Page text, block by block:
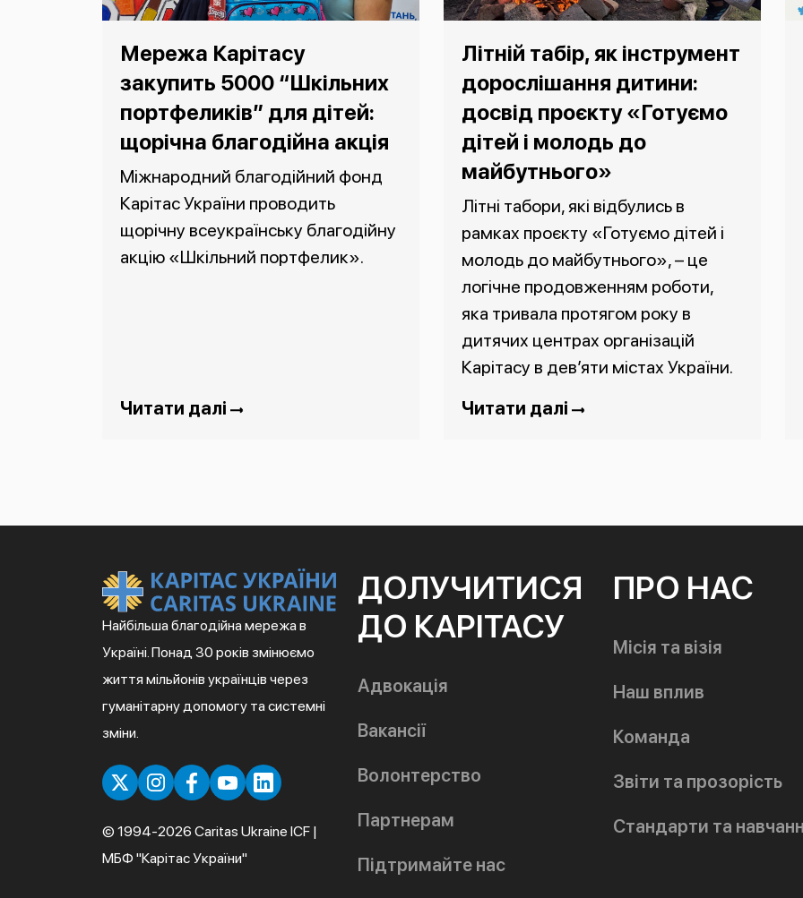
Мережа Карітасу
закупить 5000 “Шкільних
портфеликів” для дітей:
щорічна благодійна акція
Міжнародний благодійний фонд
Карітас України проводить
щорічну всеукраїнську благодійну
акцію «Шкільний портфелик».
Читати далі
Літній табір, як інструмент
дорослішання дитини:
досвід проєкту «Готуємо
дітей і молодь до
майбутнього»
Літні табори, які відбулись в
рамках проєкту «Готуємо дітей і
молодь до майбутнього», – це
логічне продовженням роботи,
яка тривала протягом року в
дитячих центрах організацій
Карітасу в дев’яти містах України.
Читати далі
Найбільша благодійна мережа в
Україні. Понад 30 років змінюємо
життя мільйонів українців через
гуманітарну допомогу та системні
зміни.
© 1994-2026 Caritas Ukraine ICF |
МБФ "Карітас України"
ДОЛУЧИТИСЯ
ДО КАРІТАСУ
Адвокація
Вакансії
Волонтерство
Партнерам
Підтримайте нас
ПРО НАС
Місія та візія
Наш вплив
Команда
Звіти та прозорість
Стандарти та